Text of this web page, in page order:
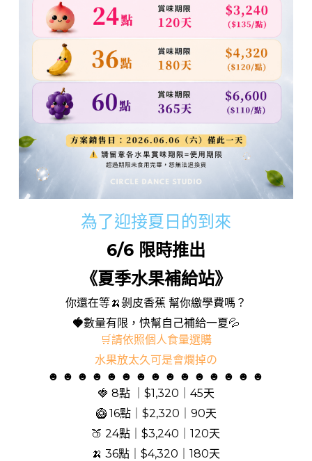
為了迎接夏日的到來
6/6 限時推出
《夏季水果補給站》
你還在等🍌剝皮香蕉 幫你繳學費嗎？
🍓數量有限，快幫自己補給一夏💦
🛒請依照個人食量選購
水果放太久可是會爛掉の
☻ ☻ ☻ ☻ ☻ ☻ ☻ ☻ ☻ ☻ ☻ ☻ ☻ ☻ ☻
🍓 8點 ｜$1,320｜45天
🥝 16點｜$2,320｜90天
🍑 24點｜$3,240｜120天
🍌 36點｜$4,320｜180天